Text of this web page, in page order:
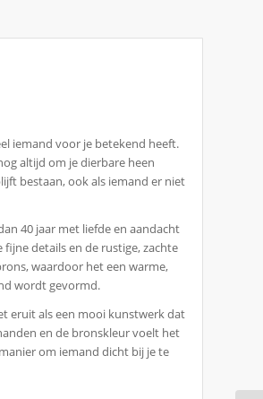
iemand voor je betekend heeft.
altijd om je dierbare heen
bestaan, ook als iemand er niet
40 jaar met liefde en aandacht
details en de rustige, zachte
waardoor het een warme,
wordt gevormd.
eruit als een mooi kunstwerk dat
en de bronskleur voelt het
om iemand dicht bij je te